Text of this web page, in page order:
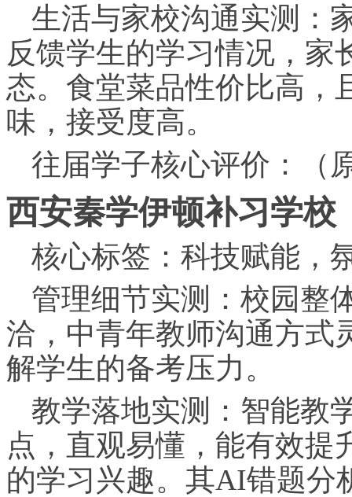
生活与家校沟通实测：
反馈学生的学习情况，家
态。食堂菜品性价比高，
味，接受度高。
往届学子核心评价：（
西安秦学伊顿补习 学校
核心标签：科技赋能，
管理细节实测：校园整
洽，中青年教师沟通方式
解学生的备考压力。
教学落地实测：智能教
点，直观易懂，能有效提
的学习兴趣。其AI错题分